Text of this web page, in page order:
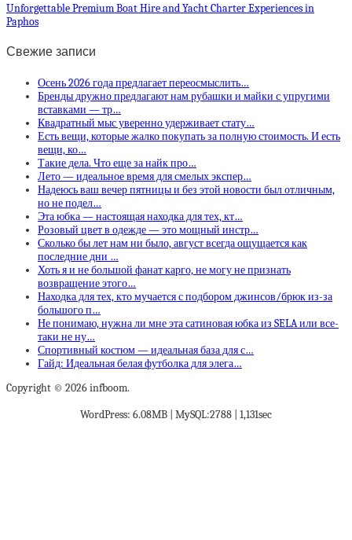
Unforgettable Premium Boat Hire and Yacht Charter Experiences in
Paphos
Свежие записи
Осень 2026 года предлагает переосмыслить…
Бренды дружно предлагают нам рубашки и майки с упругими
вставками — тр…
Квадратный мыс уверенно удерживает стату…
Есть вещи, которые жалко покупать за полную стоимость. И есть
вещи, ко…
Такие дела. Что еще за найк про…
Лето — идеальное время для смелых экспер…
Надеюсь ваш вечер пятницы и без этой новости был отличным,
но не подел…
Эта юбка — настоящая находка для тех, кт…
Розовый цвет в одежде — это мощный инстр…
Сколько бы лет нам ни было, август всегда ощущается как
последние дни …
Хоть я и не большой фанат карго, не могу не признать
возвращение этого…
Находка для тех, кто мучается с подбором джинсов/брюк из-за
большого п…
Не понимаю, нужна ли мне эта сатиновая юбка из SELA или все-
таки не ну…
Спортивный костюм — идеальная база для с…
Гайд: Идеальная белая футболка для элега…
Copyright © 2026 infboom.
WordPress: 6.08MB | MySQL:2788 | 1,131sec